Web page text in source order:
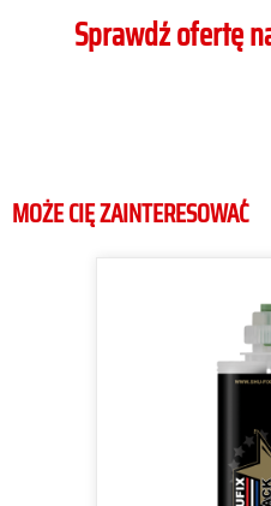
Sprawdź ofertę
MOŻE CIĘ ZAINTERESOWAĆ